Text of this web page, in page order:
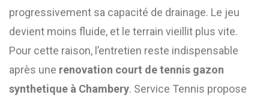
progressivement sa capacité de drainage. Le jeu
devient moins fluide, et le terrain vieillit plus vite.
Pour cette raison, l’entretien reste indispensable
après une renovation court de tennis gazon
synthetique à Chambery. Service Tennis propose